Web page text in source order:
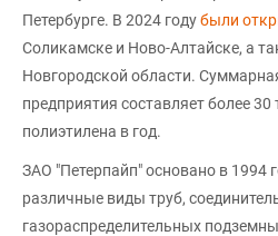
Петербурге. В 2024 годубыли
Соликамске и Ново-Алтайске, а
Новгородской области.
предприятия составляет более
полиэтилена в год.
ЗАО "Петерпайп" основано в 1994
различные виды труб,
газораспределительных